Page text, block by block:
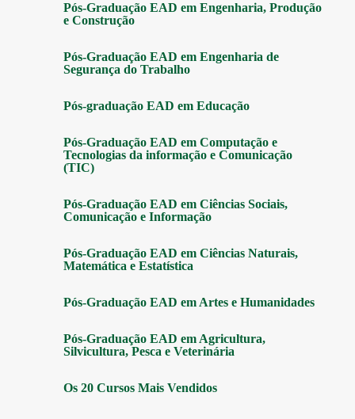
Pós-Graduação EAD em Engenharia, Produção
e Construção
Pós-Graduação EAD em Engenharia de
Segurança do Trabalho
Pós-graduação EAD em Educação
Pós-Graduação EAD em Computação e
Tecnologias da informação e Comunicação
(TIC)
Pós-Graduação EAD em Ciências Sociais,
Comunicação e Informação
Pós-Graduação EAD em Ciências Naturais,
Matemática e Estatística
Pós-Graduação EAD em Artes e Humanidades
Pós-Graduação EAD em Agricultura,
Silvicultura, Pesca e Veterinária
Os 20 Cursos Mais Vendidos